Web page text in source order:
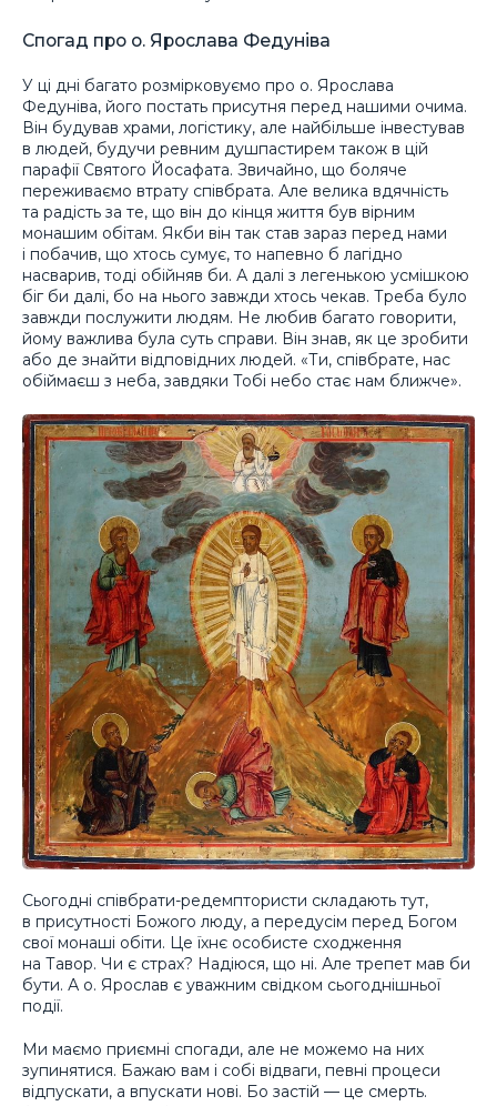
Спогад про о. Ярослава Федуніва
У ці дні багато розмірковуємо про о. Ярослава
Федуніва, його постать присутня перед нашими очима.
Він будував храми, логістику, але найбільше інвестував
в людей, будучи ревним душпастирем також в цій
парафії Святого Йосафата. Звичайно, що боляче
переживаємо втрату співбрата. Але велика вдячність
та радість за те, що він до кінця життя був вірним
монашим обітам. Якби він так став зараз перед нами
і побачив, що хтось сумує, то напевно б лагідно
насварив, тоді обійняв би. А далі з легенькою усмішкою
біг би далі, бо на нього завжди хтось чекав. Треба було
завжди послужити людям. Не любив багато говорити,
йому важлива була суть справи. Він знав, як це зробити
або де знайти відповідних людей. «Ти, співбрате, нас
обіймаєш з неба, завдяки Тобі небо стає нам ближче».
Сьогодні співбрати-редемптористи складають тут,
в присутності Божого люду, а передусім перед Богом
свої монаші обіти. Це їхнє особисте сходження
на Тавор. Чи є страх? Надіюся, що ні. Але трепет мав би
бути. А о. Ярослав є уважним свідком сьогоднішньої
події.
Ми маємо приємні спогади, але не можемо на них
зупинятися. Бажаю вам і собі відваги, певні процеси
відпускати, а впускати нові. Бо застій — це смерть.